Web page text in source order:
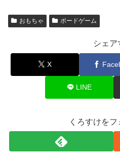
おもちゃ ボードゲーム
シェア
X
LINE
くろすけを